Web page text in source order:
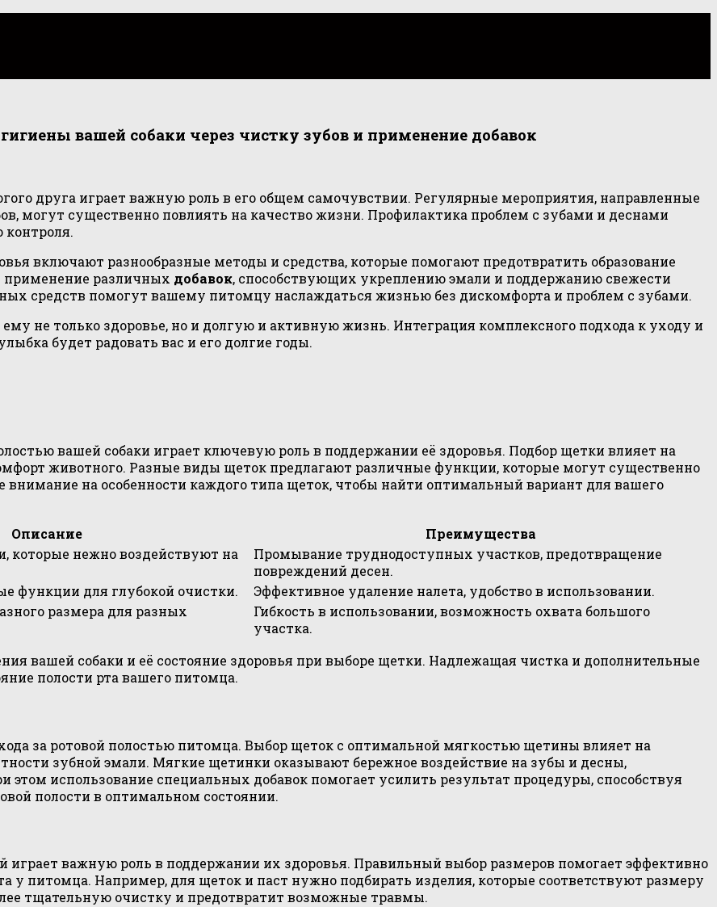
вашей собаки через чистку зубов и применение добавок
друга играет важную роль в его общем самочувствии. Регулярные мероприятия, направленные
могут существенно повлиять на качество жизни. Профилактика проблем с зубами и деснами
контроля.
включают разнообразные методы и средства, которые помогают предотвратить образование
применение различных добавок, способствующих укреплению эмали и поддержанию свежести
средств помогут вашему питомцу наслаждаться жизнью без дискомфорта и проблем с зубами.
не только здоровье, но и долгую и активную жизнь. Интеграция комплексного подхода к уходу и
будет радовать вас и его долгие годы.
вашей собаки играет ключевую роль в поддержании её здоровья. Подбор щетки влияет на
животного. Разные виды щеток предлагают различные функции, которые могут существенно
внимание на особенности каждого типа щеток, чтобы найти оптимальный вариант для вашего
Описание
Преимущества
которые нежно воздействуют на
Промывание труднодоступных участков, предотвращение
повреждений десен.
функции для глубокой очистки.
Эффективное удаление налета, удобство в использовании.
размера для разных
Гибкость в использовании, возможность охвата большого
участка.
вашей собаки и её состояние здоровья при выборе щетки. Надлежащая чистка и дополнительные
полости рта вашего питомца.
за ротовой полостью питомца. Выбор щеток с оптимальной мягкостью щетины влияет на
зубной эмали. Мягкие щетинки оказывают бережное воздействие на зубы и десны,
использование специальных добавок помогает усилить результат процедуры, способствуя
полости в оптимальном состоянии.
играет важную роль в поддержании их здоровья. Правильный выбор размеров помогает эффективно
у питомца. Например, для щеток и паст нужно подбирать изделия, которые соответствуют размеру
тщательную очистку и предотвратит возможные травмы.